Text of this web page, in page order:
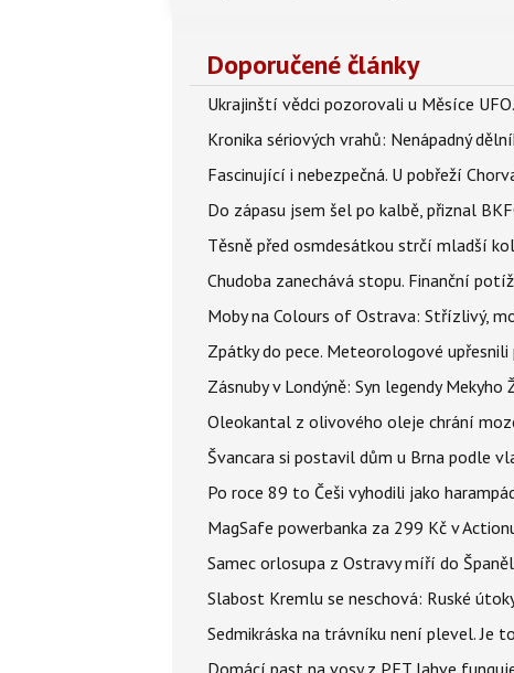
Doporučené články
Ukrajinští vědci pozorovali u Měsíce
Kronika sériových vrahů: Nenápadný
Fascinující i nebezpečná. U pobřeží
Do zápasu jsem šel po kalbě, přiznal
Těsně před osmdesátkou strčí mladší
Chudoba zanechává stopu. Finanční
Moby na Colours of Ostrava: Střízlivý,
Zpátky do pece. Meteorologové
Zásnuby v Londýně: Syn legendy Mekyho
Oleokantal z olivového oleje chrání
Švancara si postavil dům u Brna podle
Po roce 89 to Češi vyhodili jako
MagSafe powerbanka za 299 Kč v
Samec orlosupa z Ostravy míří do
Slabost Kremlu se neschová: Ruské
Sedmikráska na trávníku není plevel. Je